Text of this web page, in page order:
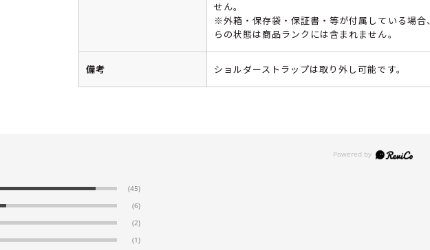
せん。
※外箱・保存袋・保証書・等が付属している場合
らの状態は商品ランクには含まれません。
備考 ショルダーストラップは取り外し可能です。
(45)
(6)
(2)
(1)